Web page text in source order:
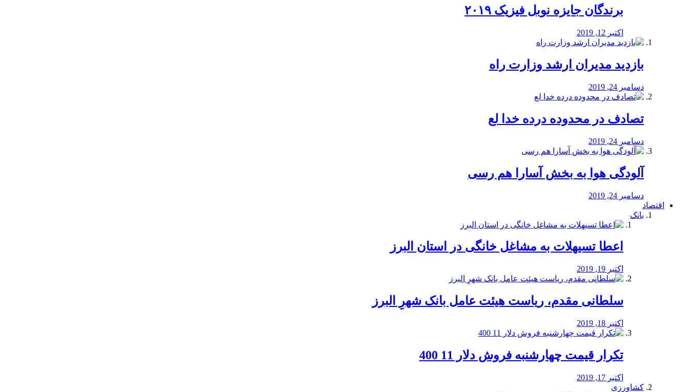
برندگان جایزه نوبل فیزیک ۲۰۱۹
اکتبر 12, 2019
بازدید مدیران ارشد وزارت راه
دسامبر 24, 2019
تصادف در محدوده درده خدا لع
دسامبر 24, 2019
آلودگی هوا به بخش آسارا هم رسی
دسامبر 24, 2019
اقتصاد
بانک
️اعطا تسیهلات به مشاغل خانگی در استان البرز
اکتبر 19, 2019
سلطانی مقدم، ریاست هیئت عامل بانک شهرِ البرز
اکتبر 18, 2019
تکرار قیمت چهارشنبه فروش دلار 11 400
اکتبر 17, 2019
کشاورزی